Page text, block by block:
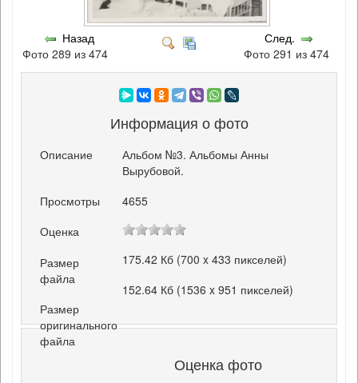
Назад
Фото 289 из 474
След.
Фото 291 из 474
Информация о фото
Описание
Альбом №3. Альбомы Анны
Вырубовой.
Просмотры
4655
Оценка
Размер
файла
175.42 Кб (700 x 433 пикселей)
Размер
оригинального
файла
152.64 Кб (1536 x 951 пикселей)
Оценка фото